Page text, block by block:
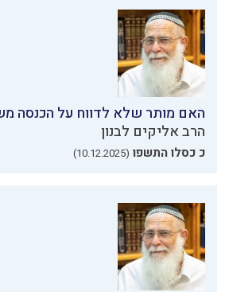
האם מותר שלא לדווח על הכנסה
הרב אליקים לבנון
כ כסלו התשפו (10.12.2025)